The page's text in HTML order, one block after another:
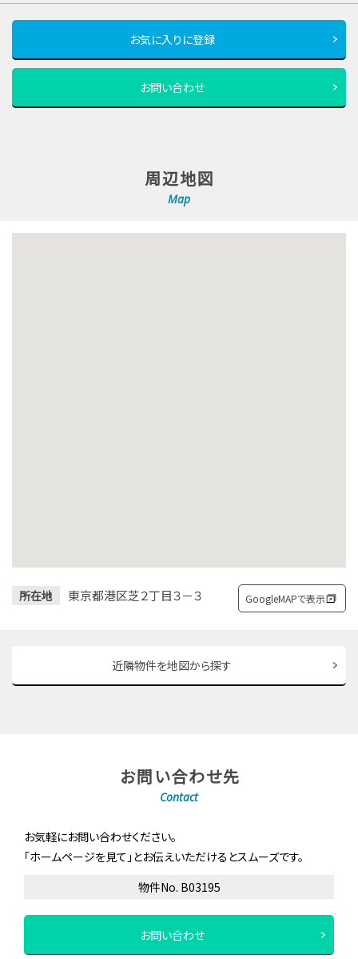
お気に入りに登録
お問い合わせ
周辺地図
Map
所在地 東京都港区芝２丁目３－３ GoogleMAPで表示
近隣物件を地図から探す
お問い合わせ先
Contact
お気軽にお問い合わせください。
「ホームページを見て」とお伝えいただけるとスムーズです。
物件No. B03195
お問い合わせ